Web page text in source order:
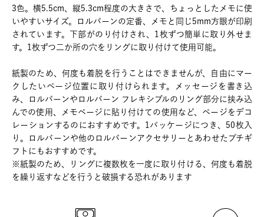
3色。横5.5cm、縦5.3cm程度の大きさで、ちょっとしたメモに使
いやすいサイズ。ロルバーンの定番、メモと同じ5mm方眼が印刷
されています。下部がのり付けされ、1枚ずつ簡単に取り外せま
す。1枚ずつ二か所の穴をリングに取り付けて使用可能。
紙製のため、何度も着脱を行うことはできませんが、自由にマー
クしたいページ位置に取り付けられます。メッセージを書き込
み、ロルバーンやロルバーン フレキシブルのリング部分に挟み込
んでの使用、メモページに貼り付けての使用など、ページをデコ
レーションするのにおすすめです。1パッケージにつき、50枚入
り。ロルバーンや他のロルバーンアクセサリーとあわせたプチギ
フトにもおすすめです。
※紙製のため、リングに複数枚を一度に取り付ける、何度も着脱
を繰り返すなどを行うと破損する恐れがあります